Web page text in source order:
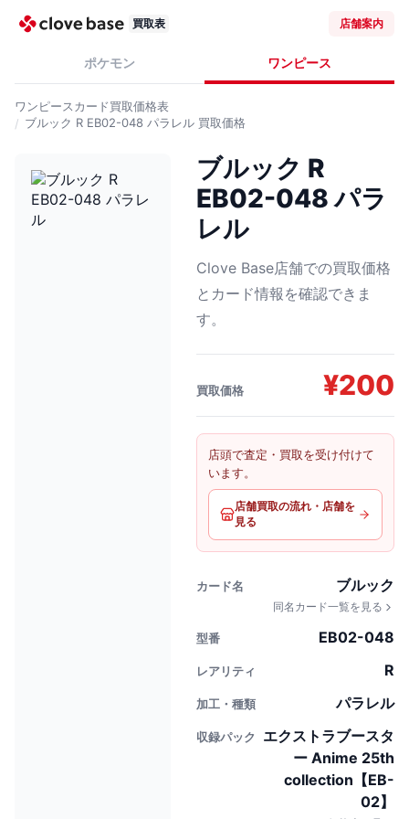
買取表 店舗案内
ポケモン ワンピース
ワンピースカード買取価格表
ブルック R EB02-048 パラレル 買取価格
ブルック R
EB02-048 パラ
レル
Clove Base店舗での買取価格
とカード情報を確認できま
す。
買取価格 ¥200
店頭で査定・買取を受け付けて
います。
店舗買取の流れ・店舗を
見る
カード名 ブルック
同名カード一覧を見る
型番 EB02-048
レアリティ R
加工・種類 パラレル
収録パック
エクストラブースタ
ー Anime 25th
collection【EB-
02】